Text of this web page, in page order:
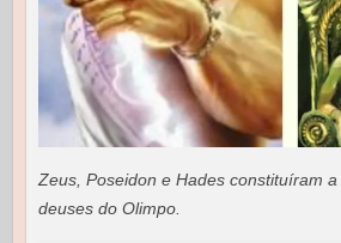
Zeus, Poseidon e Hades constituíram
deuses do Olimpo.